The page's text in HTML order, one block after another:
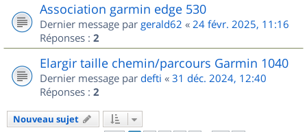
Association garmin edge 530
Dernier message par gerald62 « 24 févr. 2025, 11:16
Réponses : 2
Elargir taille chemin/parcours Garmin 1040
Dernier message par defti « 31 déc. 2024, 12:40
Réponses : 2
Nouveau sujet